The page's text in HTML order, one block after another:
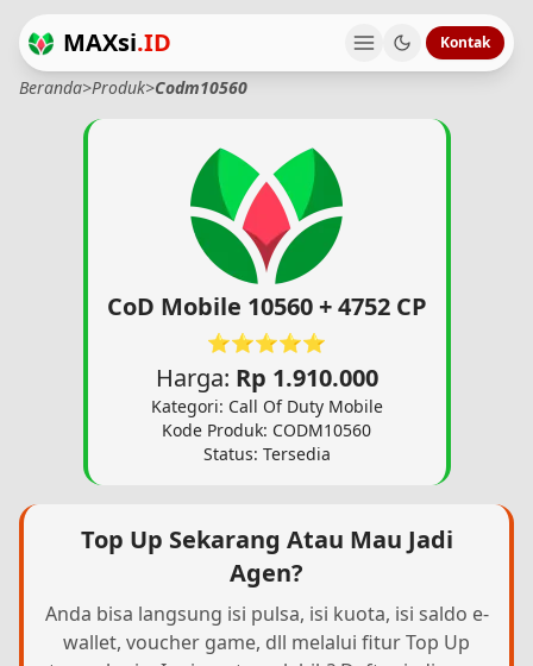
MAXsi.ID Kontak
Beranda>Produk>Codm10560
CoD Mobile 10560 + 4752 CP
⭐⭐⭐⭐⭐
Harga: Rp 1.910.000
Kategori: Call Of Duty Mobile
Kode Produk: CODM10560
Status: Tersedia
Top Up Sekarang Atau Mau Jadi
Agen?
Anda bisa langsung isi pulsa, isi kuota, isi saldo e-
wallet, voucher game, dll melalui fitur Top Up